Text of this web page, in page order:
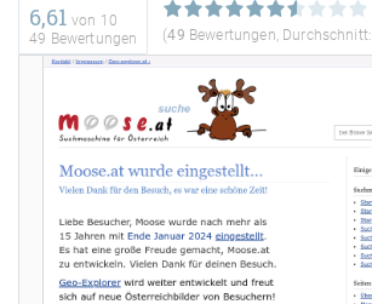
6,61 von 10
49 Bewertungen
(49 Bewertungen, Durchschnitt: